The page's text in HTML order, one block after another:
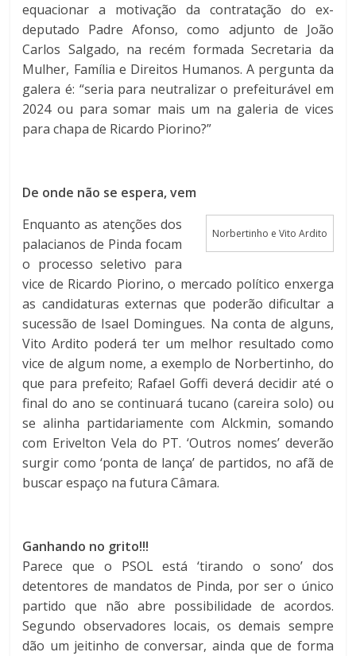
equacionar a motivação da contratação do ex-
deputado Padre Afonso, como adjunto de João
Carlos Salgado, na recém formada Secretaria da
Mulher, Família e Direitos Humanos. A pergunta da
galera é: “seria para neutralizar o prefeiturável em
2024 ou para somar mais um na galeria de vices
para chapa de Ricardo Piorino?”
De onde não se espera, vem
Norbertinho e Vito Ardito
Enquanto as atenções dos
palacianos de Pinda focam
o processo seletivo para
vice de Ricardo Piorino, o mercado político enxerga
as candidaturas externas que poderão dificultar a
sucessão de Isael Domingues. Na conta de alguns,
Vito Ardito poderá ter um melhor resultado como
vice de algum nome, a exemplo de Norbertinho, do
que para prefeito; Rafael Goffi deverá decidir até o
final do ano se continuará tucano (careira solo) ou
se alinha partidariamente com Alckmin, somando
com Erivelton Vela do PT. ‘Outros nomes’ deverão
surgir como ‘ponta de lança’ de partidos, no afã de
buscar espaço na futura Câmara.
Ganhando no grito!!!
Parece que o PSOL está ‘tirando o sono’ dos
detentores de mandatos de Pinda, por ser o único
partido que não abre possibilidade de acordos.
Segundo observadores locais, os demais sempre
dão um jeitinho de conversar, ainda que de forma